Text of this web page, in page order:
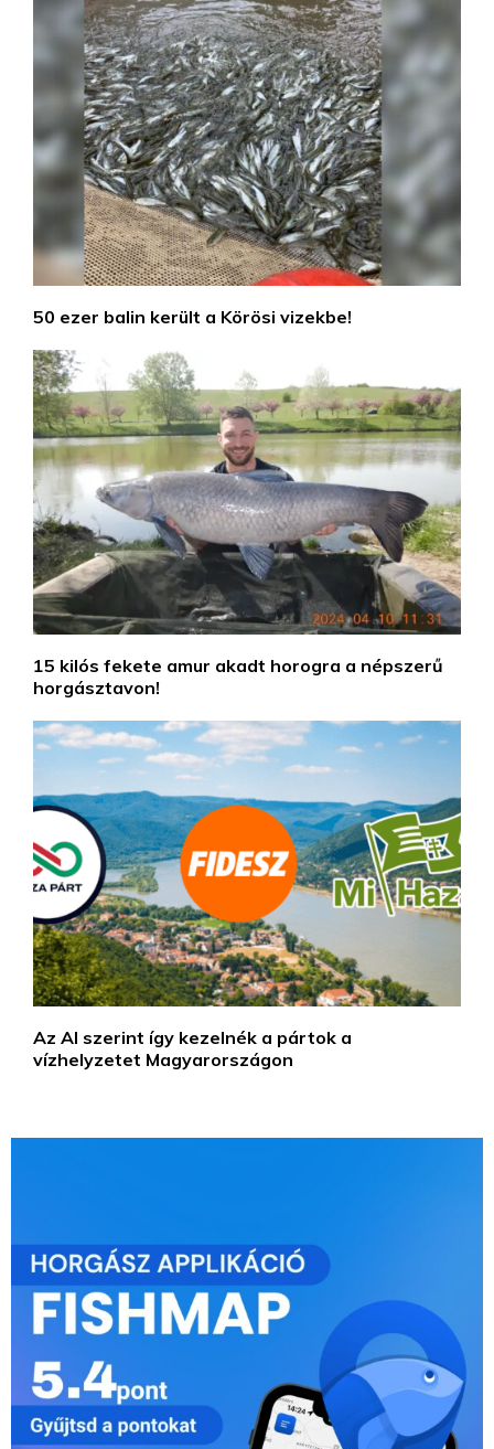
50 ezer balin került a Körösi vizekbe!
15 kilós fekete amur akadt horogra a népszerű
horgásztavon!
Az AI szerint így kezelnék a pártok a
vízhelyzetet Magyarországon